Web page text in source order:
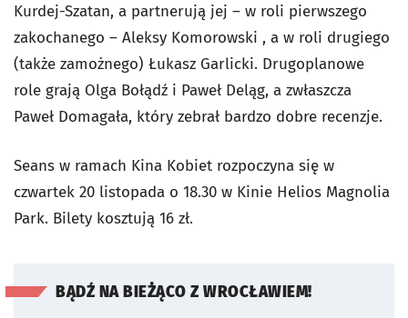
Kurdej-Szatan, a partnerują jej – w roli pierwszego
zakochanego – Aleksy Komorowski , a w roli drugiego
(także zamożnego) Łukasz Garlicki. Drugoplanowe
role grają Olga Bołądź i Paweł Deląg, a zwłaszcza
Paweł Domagała, który zebrał bardzo dobre recenzje.
Seans w ramach Kina Kobiet rozpoczyna się w
czwartek 20 listopada o 18.30 w Kinie Helios Magnolia
Park. Bilety kosztują 16 zł.
BĄDŹ NA BIEŻĄCO Z WROCŁAWIEM!